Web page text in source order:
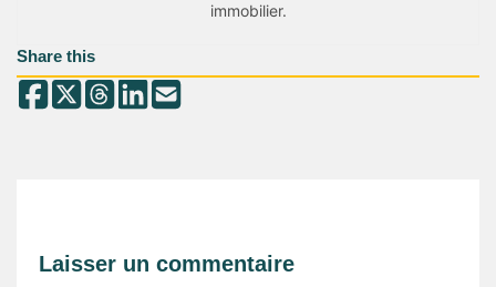
immobilier.
Share this
Laisser un commentaire